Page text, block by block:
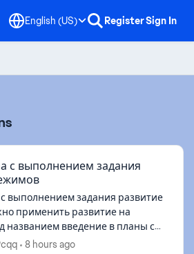
English (US) RegisterSign In
с выполнением задания
выполнением задания развитие
названием введение в планы с
а этого развития у меня нет, из-
8 hours ago